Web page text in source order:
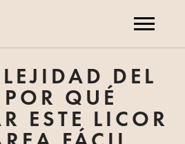
DEL
QUÉ
ESTE LICOR